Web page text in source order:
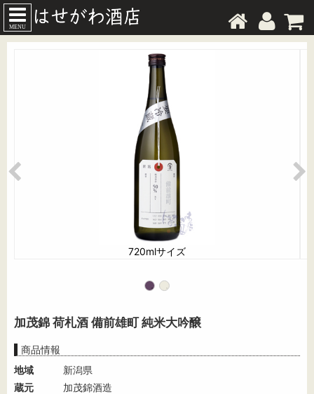
MENU
720mlサイズ
加茂錦 荷札酒 備前雄町 純米大吟醸
商品情報
地域
新潟県
蔵元
加茂錦酒造